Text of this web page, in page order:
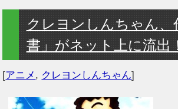
クレヨンしんちゃん、
書」がネット上に流出
[アニメ , クレヨンしんちゃん]